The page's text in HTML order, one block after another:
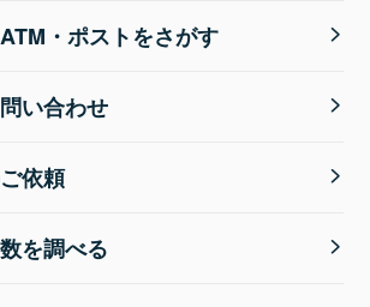
・ポストをさがす
い合わせ
依頼
を調べる